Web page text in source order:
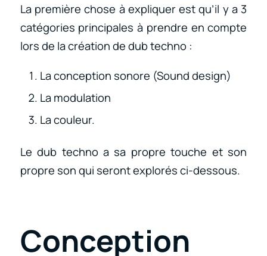
La première chose à expliquer est qu’il y a 3
catégories principales à prendre en compte
lors de la création de dub techno :
La conception sonore (Sound design)
La modulation
La couleur.
Le dub techno a sa propre touche et son
propre son qui seront explorés ci-dessous.
Conception